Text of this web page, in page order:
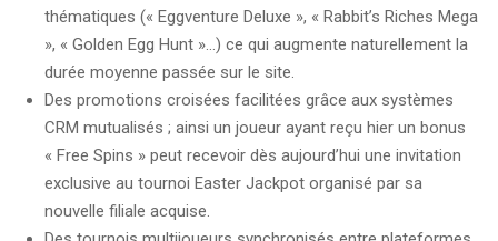
thématiques (« Eggventure Deluxe », « Rabbit’s Riches Mega
», « Golden Egg Hunt »…) ce qui augmente naturellement la
durée moyenne passée sur le site.
Des promotions croisées facilitées grâce aux systèmes
CRM mutualisés ; ainsi un joueur ayant reçu hier un bonus
« Free Spins » peut recevoir dès aujourd’hui une invitation
exclusive au tournoi Easter Jackpot organisé par sa
nouvelle filiale acquise.